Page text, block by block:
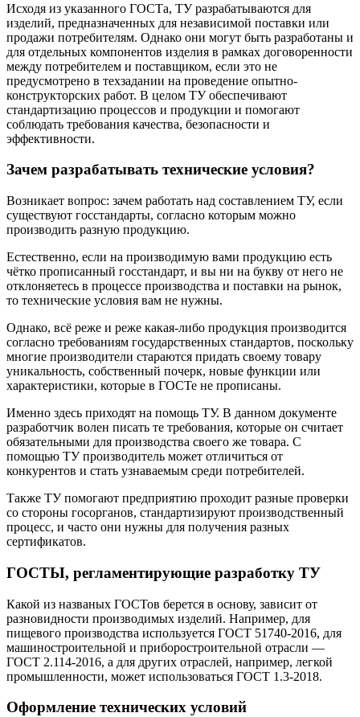
Исходя из указанного ГОСТа, ТУ разрабатываются для
изделий, предназначенных для независимой поставки или
продажи потребителям. Однако они могут быть разработаны и
для отдельных компонентов изделия в рамках договоренности
между потребителем и поставщиком, если это не
предусмотрено в техзадании на проведение опытно-
конструкторских работ. В целом ТУ обеспечивают
стандартизацию процессов и продукции и помогают
соблюдать требования качества, безопасности и
эффективности.
Зачем разрабатывать технические условия?
Возникает вопрос: зачем работать над составлением ТУ, если
существуют госстандарты, согласно которым можно
производить разную продукцию.
Естественно, если на производимую вами продукцию есть
чётко прописанный госстандарт, и вы ни на букву от него не
отклоняетесь в процессе производства и поставки на рынок,
то технические условия вам не нужны.
Однако, всё реже и реже какая-либо продукция производится
согласно требованиям государственных стандартов, поскольку
многие производители стараются придать своему товару
уникальность, собственный почерк, новые функции или
характеристики, которые в ГОСТе не прописаны.
Именно здесь приходят на помощь ТУ. В данном документе
разработчик волен писать те требования, которые он считает
обязательными для производства своего же товара. С
помощью ТУ производитель может отличиться от
конкурентов и стать узнаваемым среди потребителей.
Также ТУ помогают предприятию проходит разные проверки
со стороны госорганов, стандартизируют производственный
процесс, и часто они нужны для получения разных
сертификатов.
ГОСТЫ, регламентирующие разработку ТУ
Какой из названых ГОСТов берется в основу, зависит от
разновидности производимых изделий. Например, для
пищевого производства используется ГОСТ 51740-2016, для
машиностроительной и приборостроительной отрасли —
ГОСТ 2.114-2016, а для других отраслей, например, легкой
промышленности, может использоваться ГОСТ 1.3-2018.
Оформление технических условий